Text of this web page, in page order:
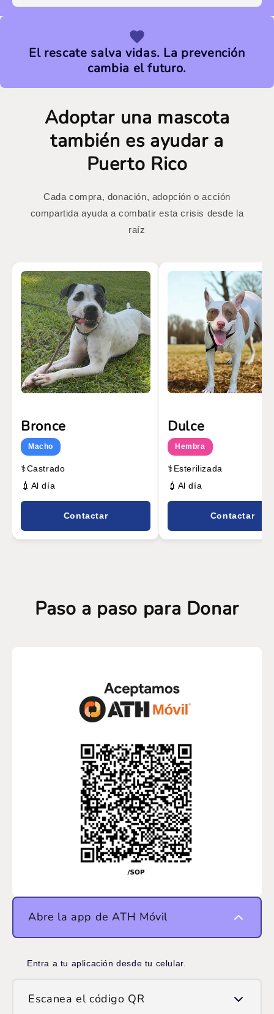
El rescate salva vidas. La prevención
cambia el futuro.
Adoptar una mascota
también es ayudar a
Puerto Rico
Cada compra, donación, adopción o acción
compartida ayuda a combatir esta crisis desde la
raíz
Bronce
Macho
⚕️Castrado
💉 Al día
Contactar
Dulce
Hembra
⚕️Esterilizada
💉 Al día
Contactar
Paso a paso para Donar
Abre la app de ATH Móvil
Entra a tu aplicación desde tu celular.
Escanea el código QR